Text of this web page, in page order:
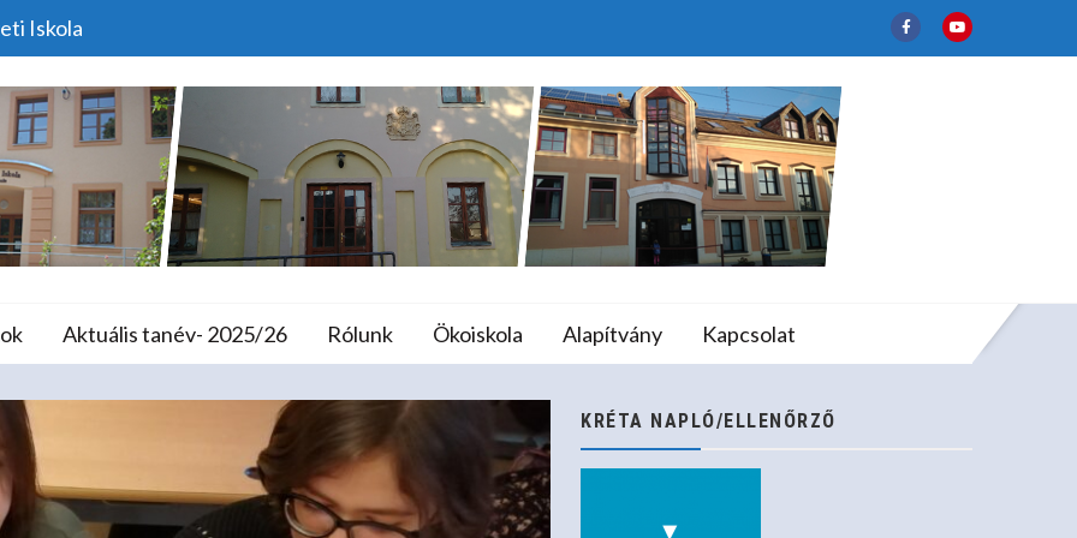
Iskola
Iskola és Alapfokú Művészeti
Aktuális tanév- 2025/26 Rólunk Ökoiskola Alapítvány Kapcsolat
Nemzetközi Π-Nap
Home Programok Nemzetközi Π-Nap
KRÉTA NAPLÓ/ELLENŐRZŐ